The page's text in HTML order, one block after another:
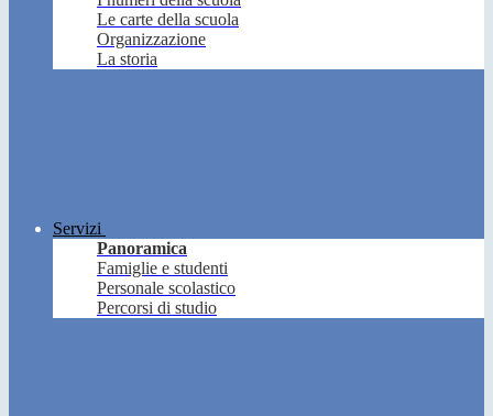
Le carte della scuola
Organizzazione
La storia
Servizi
Panoramica
Famiglie e studenti
Personale scolastico
Percorsi di studio